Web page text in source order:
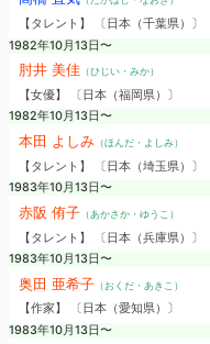
【タレント】 〔日本（千葉県）〕
1982年10月13日〜
肘井 美佳（ひじい・みか）
【女優】 〔日本（福岡県）〕
1982年10月13日〜
本田 よしみ（ほんだ・よしみ）
【タレント】 〔日本（埼玉県）〕
1983年10月13日〜
赤阪 侑子（あかさか・ゆうこ）
【タレント】 〔日本（兵庫県）〕
1983年10月13日〜
奥田 亜希子（おくだ・あきこ）
【作家】 〔日本（愛知県）〕
1983年10月13日〜